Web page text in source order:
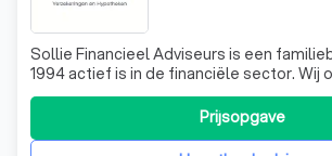
Sollie Financieel Adviseurs is een
1994 actief is in de financiële sector. Wij
ons door onze persoonlijke benadering
dienstverlening. Onze klantenkring strekt
heel Nederland, maar onze roots liggen
Kampen. In 2022 z
Prijsopgave